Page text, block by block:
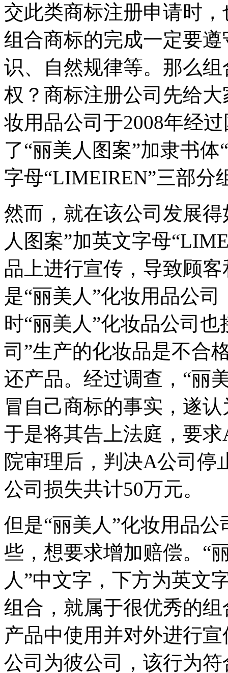
交此类商标注册申请时
组合商标的完成一定要
识、自然规律等。那么
权？商标注册公司先给
妆用品公司于2008年经
了“丽美人图案”加隶书
字母“LIMEIREN”三部分
然而，就在该公司发展
人图案”加英文字母
品上进行宣传，导致顾
是“丽美人”化妆用品公
时“丽美人”化妆品公司
司”生产的化妆品是不合
还产品。经过调查，“丽
冒自己商标的事实，遂
于是将其告上法庭，要
院审理后，判决A公司停
公司损失共计50万元。
但是“丽美人”化妆用品
些，想要求增加赔偿。“
人”中文字，下方为英文
组合，就属于很优秀的
产品中使用并对外进行
公司为彼公司，该行为